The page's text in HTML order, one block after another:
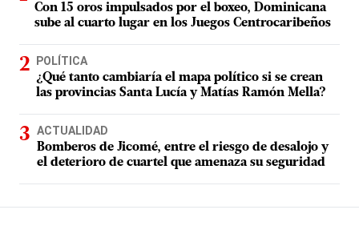
Con 15 oros impulsados por el boxeo, Dominicana
sube al cuarto lugar en los Juegos Centrocaribeños
POLÍTICA
¿Qué tanto cambiaría el mapa político si se crean
las provincias Santa Lucía y Matías Ramón Mella?
ACTUALIDAD
Bomberos de Jicomé, entre el riesgo de desalojo y
el deterioro de cuartel que amenaza su seguridad